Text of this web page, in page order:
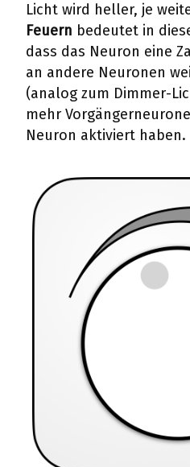
Licht wird heller, je
Feuern bedeutet in
dass das Neuron eine
an andere Neuronen
(analog zum Dimmer-
mehr
Neuron aktiviert haben.